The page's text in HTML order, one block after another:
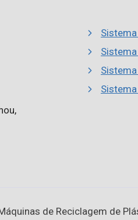
de Reciclagem de